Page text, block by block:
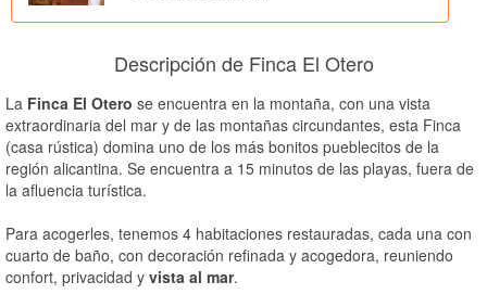
Descripción de Finca El Otero
La Finca El Otero se encuentra en la montaña, con una vista
extraordinaria del mar y de las montañas circundantes, esta Finca
(casa rústica) domina uno de los más bonitos pueblecitos de la
región alicantina. Se encuentra a 15 minutos de las playas, fuera de
la afluencia turística.
Para acogerles, tenemos 4 habitaciones restauradas, cada una con
cuarto de baño, con decoración refinada y acogedora, reuniendo
confort, privacidad y vista al mar.